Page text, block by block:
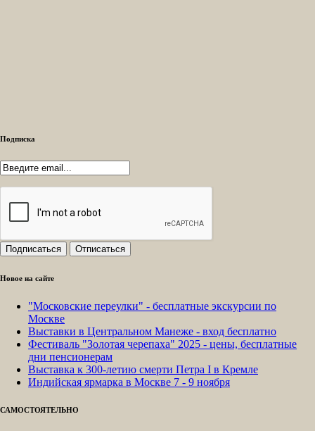
Подписка
Новое на сайте
"Московские переулки" - бесплатные экскурсии по
Москве
Выставки в Центральном Манеже - вход бесплатно
Фестиваль "Золотая черепаха" 2025 - цены, бесплатные
дни пенсионерам
Выставка к 300-летию смерти Петра I в Кремле
Индийская ярмарка в Москве 7 - 9 ноября
САМОСТОЯТЕЛЬНО